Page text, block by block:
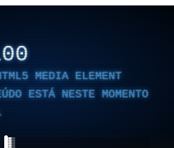
MEDIA ELEMENT
ESTÁ NESTE MOMENTO